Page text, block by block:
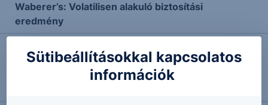
Waberer’s: Volatilisen alakuló biztosítási
eredmény
2025.09.30. 09:06
Visszaeső kiskereskedelmi forgalom
Sütibeállításokkal kapcsolatos
információk